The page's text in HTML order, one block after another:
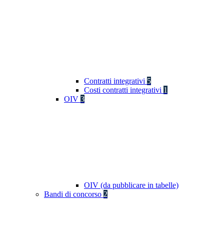
Contratti integrativi 5
Costi contratti integrativi 1
OIV 3
OIV (da pubblicare in tabelle)
Bandi di concorso 2